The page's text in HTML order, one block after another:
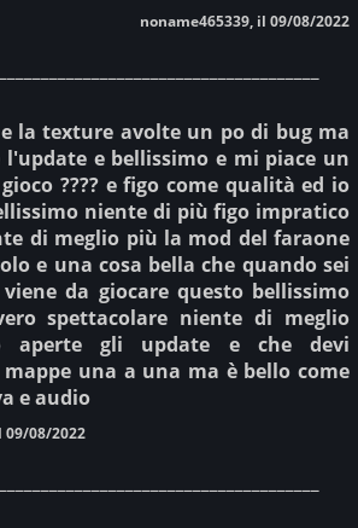
noname465339, il 09/08/2022
la texture avolte un po di bug ma
e bellissimo e mi piace un
???? e figo come qualità ed io
niente di più figo impratico
di meglio più la mod del faraone
e una cosa bella che quando sei
da giocare questo bellissimo
spettacolare niente di meglio
aperte gli update e che devi
una a una ma è bello come
e audio
09/08/2022